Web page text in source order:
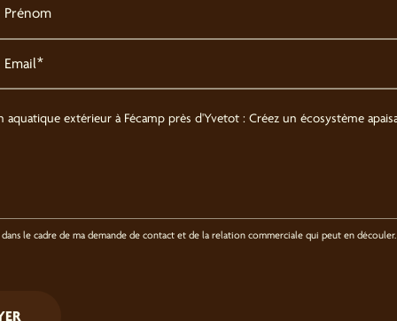
Prénom
Email*
dans le cadre de ma demande de contact et de la relation commerciale qui peut en découler.